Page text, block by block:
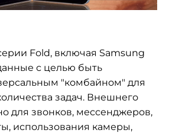
Fold, включая Samsung
с целью быть
"комбайном" для
задач. Внешнего
для звонков, мессенджеров,
использования камеры,